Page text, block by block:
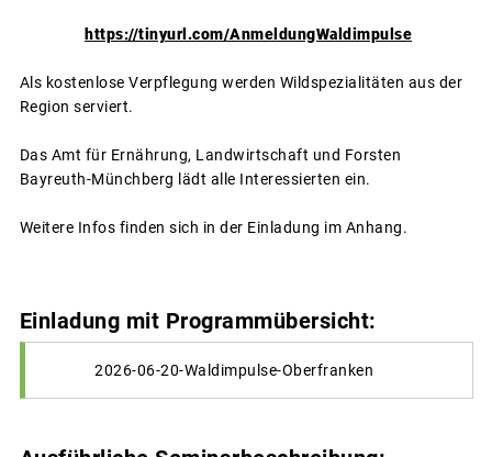
https://tinyurl.com/AnmeldungWaldimpulse
Als kostenlose Verpflegung werden Wildspezialitäten aus der
Region serviert.
Das Amt für Ernährung, Landwirtschaft und Forsten
Bayreuth-Münchberg lädt alle Interessierten ein.
Weitere Infos finden sich in der Einladung im Anhang.
Einladung mit Programmübersicht:
2026-06-20-Waldimpulse-Oberfranken